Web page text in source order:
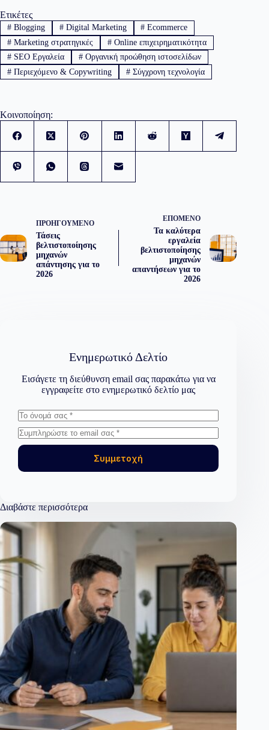
Ετικέτες
#Blogging #Digital Marketing # Ecommerce
#Marketing στρατηγικές #Online επιχειρηματικότητα
#SEO Εργαλεία #Οργανική προώθηση ιστοσελίδων
#Περιεχόμενο & Copywriting #Σύγχρονη τεχνολογία
Κοινοποίηση:
ΠΡΟΗΓΟΎΜΕΝΟ
Τάσεις
βελτιστοποίησης
μηχανών
απάντησης για το
2026
ΕΠΌΜΕΝΟ
Τα καλύτερα
εργαλεία
βελτιστοποίησης
μηχανών
απαντήσεων για το
2026
Ενημερωτικό Δελτίο
Εισάγετε τη διεύθυνση email σας παρακάτω για να
εγγραφείτε στο ενημερωτικό δελτίο μας
Συμμετοχή
Διαβάστε περισσότερα